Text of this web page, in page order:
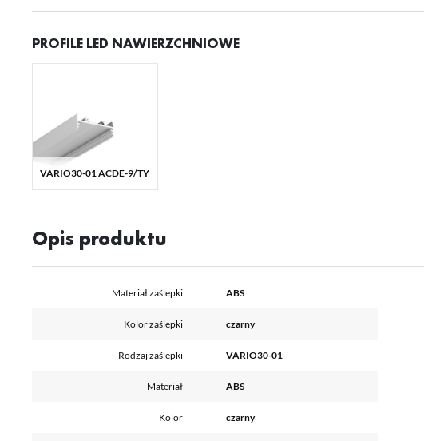
PROFILE LED NAWIERZCHNIOWE
VARIO30-01 ACDE-9/TY
Opis produktu
Materiał zaślepki ABS
Kolor zaślepki czarny
Rodzaj zaślepki VARIO30-01
Materiał ABS
Kolor czarny